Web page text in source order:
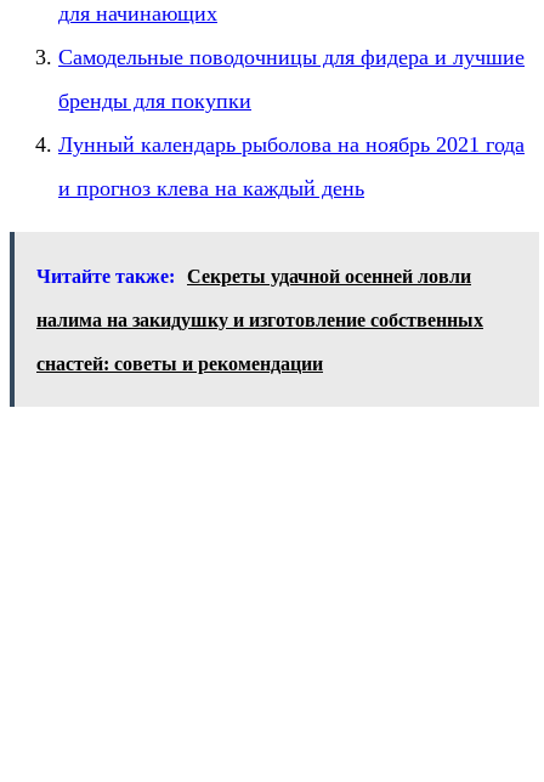
для начинающих
Самодельные поводочницы для фидера и лучшие
бренды для покупки
Лунный календарь рыболова на ноябрь 2021 года
и прогноз клева на каждый день
Читайте также: Секреты удачной осенней ловли
налима на закидушку и изготовление собственных
снастей: советы и рекомендации